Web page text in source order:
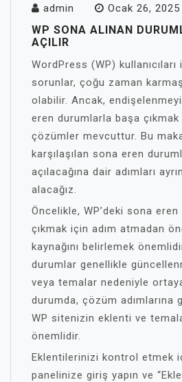
admin Ocak 26, 2025
WP SONA ALINAN
AÇILIR
WordPress (WP) kullanıcıları
sorunlar, çoğu zaman
olabilir. Ancak,
eren durumlarla başa
çözümler mevcuttur. Bu
karşılaşılan sona eren
açılacağına dair adımları
alacağız.
Öncelikle, WP’deki sona
çıkmak için adım atmadan
kaynağını belirlemek
durumlar genellikle
veya temalar nedeniyle
durumda, çözüm adımlarına
WP sitenizin eklenti ve
önemlidir.
Eklentilerinizi kontrol etmek
panelinize giriş yapın ve